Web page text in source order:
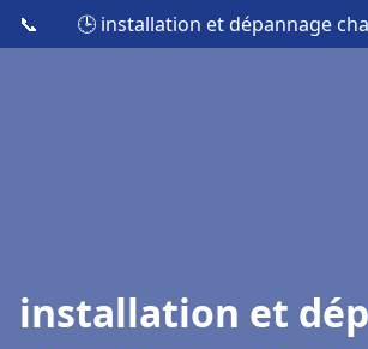
📞 🕒 installation et dépannage
installation et